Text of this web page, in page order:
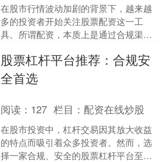
在股市行情波动加剧的背景下，越来越
多的投资者开始关注股票配资这一工
具。所谓配资，本质上是通过合规渠道
需要注意的是，杠杆是一把双....
股票杠杆平台推荐：合规安
全首选
阅读： 127 栏目：配资在线炒股
在股市投资中，杠杆交易因其放大收益
的特点而吸引着众多投资者。然而，选
择一家合规、安全的股票杠杆平台至关